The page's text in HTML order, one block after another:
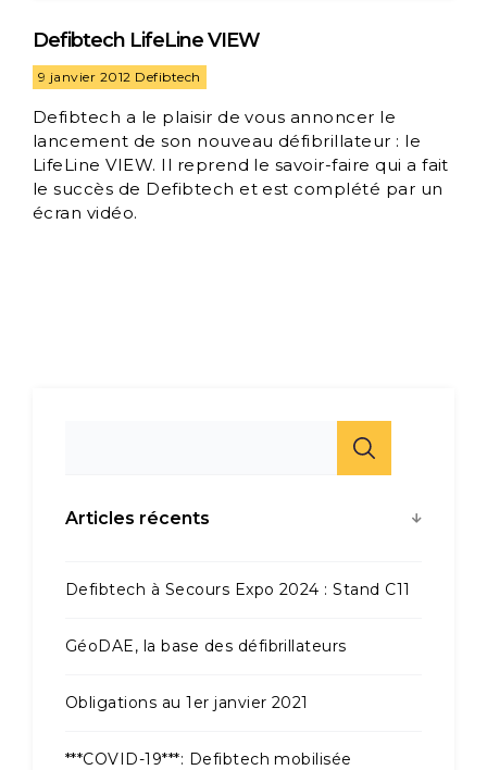
Defibtech LifeLine VIEW
9 janvier 2012 Defibtech
Defibtech a le plaisir de vous annoncer le
lancement de son nouveau défibrillateur : le
LifeLine VIEW. Il reprend le savoir-faire qui a fait
le succès de Defibtech et est complété par un
écran vidéo.
Articles récents
Defibtech à Secours Expo 2024 : Stand C11
GéoDAE, la base des défibrillateurs
Obligations au 1er janvier 2021
***COVID-19***: Defibtech mobilisée